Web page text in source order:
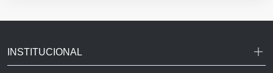
INSTITUCIONAL